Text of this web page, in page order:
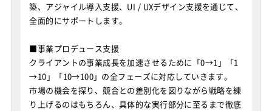
築、アジャイル導入支援、UI / UXデザイン支援を通じて、
全面的にサポートします。
■事業プロデュース支援
クライアントの事業成長を加速させるために「0→1」「1
→10」「10→100」の全フェーズに対応していきます。
市場の機会を探り、競合との差別化を図りながら戦略を練
り上げるのはもちろん、具体的な実行部分に至るまで徹底